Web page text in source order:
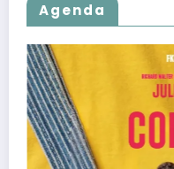
Agenda